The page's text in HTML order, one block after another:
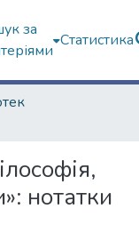
за
Статистика
нотатки